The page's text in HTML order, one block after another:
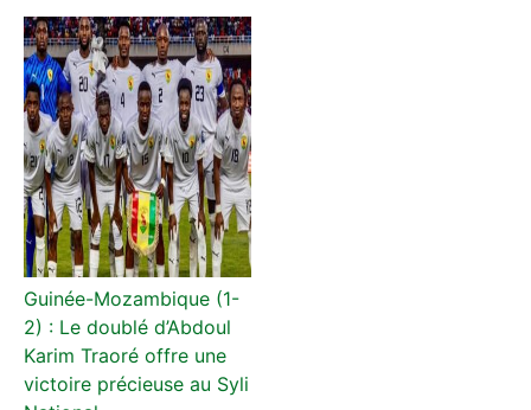
Guinée-Mozambique (1-
2) : Le doublé d’Abdoul
Karim Traoré offre une
victoire précieuse au Syli